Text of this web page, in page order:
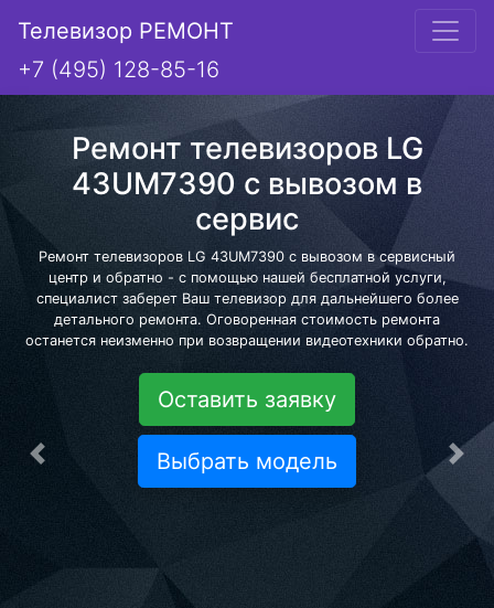
Телевизор РЕМОНТ
+7 (495) 128-85-16
Ремонт телевизоров LG
43UM7390 с вывозом в
сервис
Ремонт телевизоров LG 43UM7390 с вывозом в сервисный
центр и обратно - с помощью нашей бесплатной услуги,
специалист заберет Ваш телевизор для дальнейшего более
детального ремонта. Оговоренная стоимость ремонта
останется неизменно при возвращении видеотехники обратно.
Оставить заявку
Выбрать модель
Предыдущая